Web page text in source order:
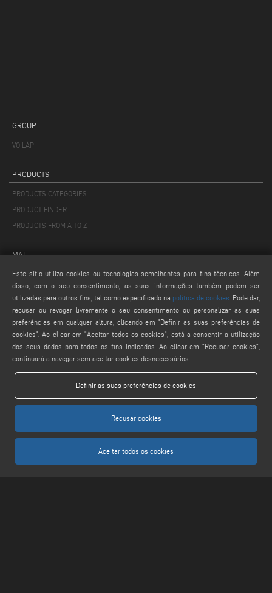
GROUP
VOILÀP
PRODUCTS
PRODUCTS CATEGORIES
PRODUCT FINDER
PRODUCTS FROM A TO Z
MAIL
info@keraglass.com
service@keraglass.com
webmaster@emmegi.com
FIND US ON
PRIVACY POLICY
COOKIE POLICY
CONFIGURAÇÕES DE COOKIES
Este sítio utiliza cookies ou tecnologias semelhantes para fins técnicos. Além
disso, com o seu consentimento, as suas informações também podem ser
utilizadas para outros fins, tal como especificado na política de cookies . Pode dar,
recusar ou revogar livremente o seu consentimento ou personalizar as suas
preferências em qualquer altura, clicando em "Definir as suas preferências de
cookies". Ao clicar em "Aceitar todos os cookies", está a consentir a utilização
dos seus dados para todos os fins indicados. Ao clicar em "Recusar cookies",
continuará a navegar sem aceitar cookies desnecessários.
Definir as suas preferências de cookies
Recusar cookies
Aceitar todos os cookies